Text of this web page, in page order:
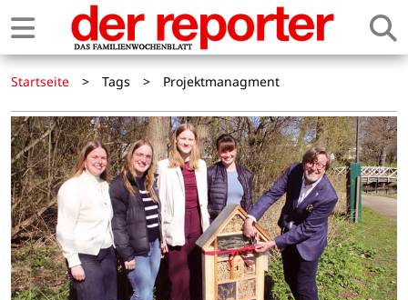
Startseite > Tags > Projektmanagment